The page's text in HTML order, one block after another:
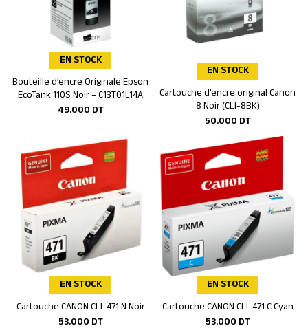
EN STOCK
Ajouter au panier
Bouteille d’encre Originale Epson
EcoTank 110S Noir – C13T01L14A
49.000 DT
EN STOCK
Ajouter au panier
Cartouche d’encre original Canon
8 Noir (CLI-8BK)
50.000 DT
EN STOCK
Ajouter au panier
Cartouche CANON CLI-471 N Noir
53.000 DT
EN STOCK
Ajouter au panier
Cartouche CANON CLI-471 C Cyan
53.000 DT